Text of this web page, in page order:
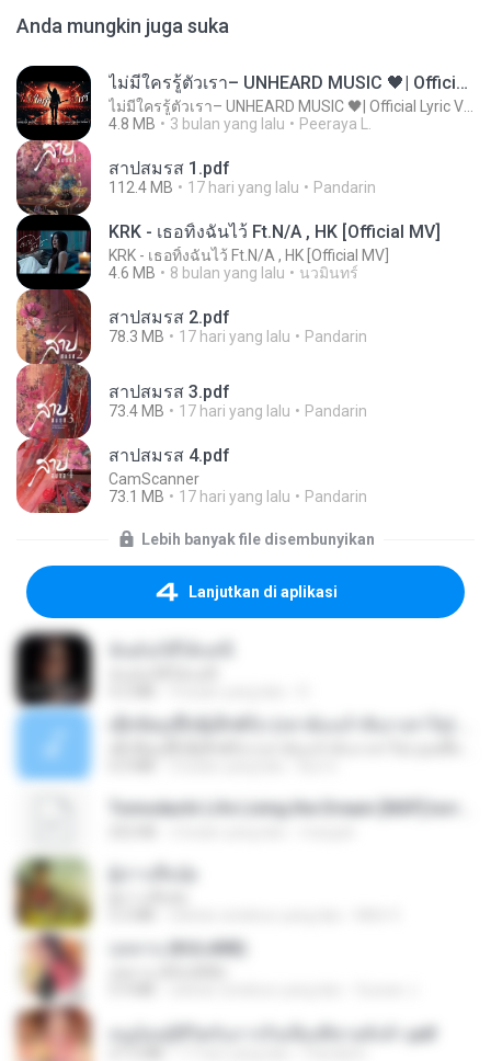
Anda mungkin juga suka
ไม่มีใครรู้ตัวเรา– UNHEARD MUSIC 🖤| Official Lyric Video | เพลงสู้ชีวิต
4.8 MB
3 bulan yang lalu Peeraya L.
สาปสมรส 1.pdf
112.4 MB 17 hari yang lalu Pandarin
KRK - เธอทิ้งฉันไว้ Ft.N/A , HK [Official MV]
KRK - เธอทิ้งฉันไว้ Ft.N/A , HK [Official MV]
4.6 MB
8 bulan yang lalu นวมินทร์
สาปสมรส 2.pdf
78.3 MB 17 hari yang lalu Pandarin
สาปสมรส 3.pdf
73.4 MB 17 hari yang lalu Pandarin
สาปสมรส 4.pdf
CamScanner
73.1 MB
17 hari yang lalu Pandarin
Lebih banyak file disembunyikan
Lanjutkan di aplikasi
กุหลาบ (KULARB)
หนูน้อยสู้ชีวิตกับภารกิจเลี้ยงพี่ชายทั้งห้า.pdf